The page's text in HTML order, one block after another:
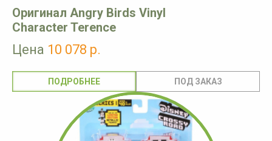
Оригинал Angry Birds Vinyl
Character Terence
Цена 10 078 р.
ПОДРОБНЕЕ